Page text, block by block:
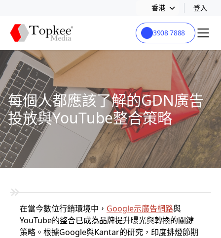
香港 登入
3908 7888
每個人都應該了解的GDN廣告
投放與YouTube整合策略
在當今數位行銷環境中， Google示廣告網路與
YouTube的整合已成為品牌提升曝光與轉換的關鍵
策略。根據Google與Kantar的研究，印度排燈節期